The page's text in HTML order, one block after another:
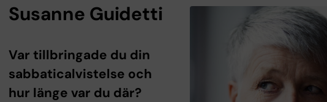
Susanne Guidetti
Var tillbringade du din
sabbaticalvistelse och
hur länge var du där?